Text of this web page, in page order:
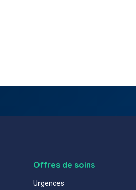
Offres de soins
Urgences